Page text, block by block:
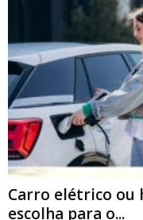
Carro elétrico ou
escolha para o...